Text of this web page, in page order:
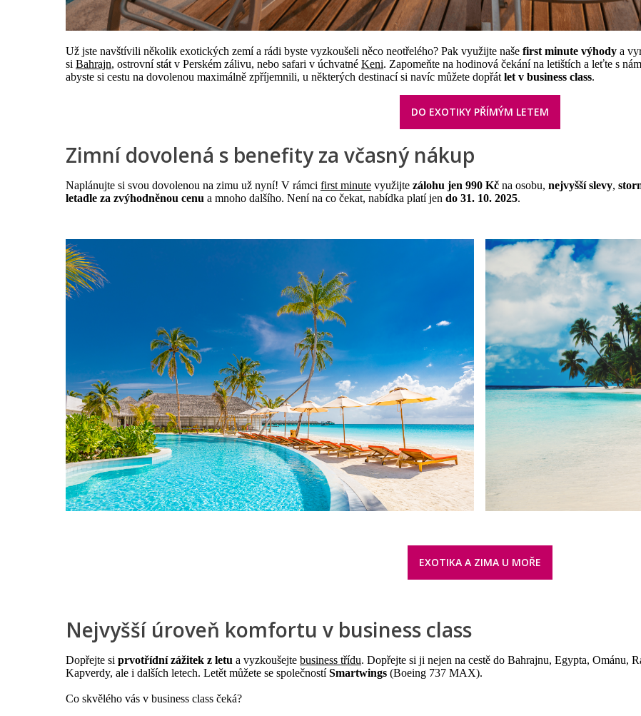
Už jste navštívili několik exotických zemí a rádi byste vyzkoušeli něco neotřelého? Pak využijte naše first minute výhody a
si Bahrajn, ostrovní stát v Perském zálivu, nebo safari v úchvatné Keni. Zapomeňte na hodinová čekání na letištích a leťte s
abyste si cestu na dovolenou maximálně zpříjemnili, u některých destinací si navíc můžete dopřát let v business class.
DO EXOTIKY PŘÍMÝM LETEM
Zimní dovolená s benefity za včasný nákup
Naplánujte si svou dovolenou na zimu už nyní! V rámci first minute využijte zálohu jen 990 Kč na osobu, nejvyšší slevy,
letadle za zvýhodněnou cenu a mnoho dalšího. Není na co čekat, nabídka platí jen do 31. 10. 2025.
EXOTIKA A ZIMA U MOŘE
Nejvyšší úroveň komfortu v business class
Dopřejte si prvotřídní zážitek z letu a vyzkoušejte business třídu. Dopřejte si ji nejen na cestě do Bahrajnu, Egypta, Ománu,
Kapverdy, ale i dalších letech. Letět můžete se společnostíSmartwings (Boeing 737 MAX).
Co skvělého vás v business class čeká?